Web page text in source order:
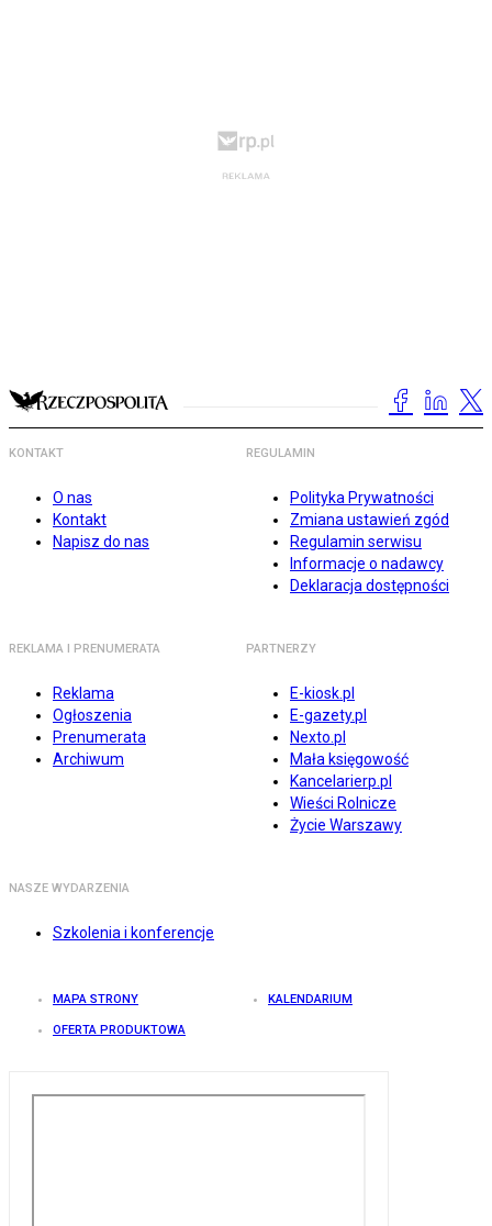
KONTAKT
O nas
Kontakt
Napisz do nas
REGULAMIN
Polityka Prywatności
Zmiana ustawień zgód
Regulamin serwisu
Informacje o nadawcy
Deklaracja dostępności
REKLAMA I PRENUMERATA
Reklama
Ogłoszenia
Prenumerata
Archiwum
PARTNERZY
E-kiosk.pl
E-gazety.pl
Nexto.pl
Mała księgowość
Kancelarierp.pl
Wieści Rolnicze
Życie Warszawy
NASZE WYDARZENIA
Szkolenia i konferencje
MAPA STRONY KALENDARIUM
OFERTA PRODUKTOWA